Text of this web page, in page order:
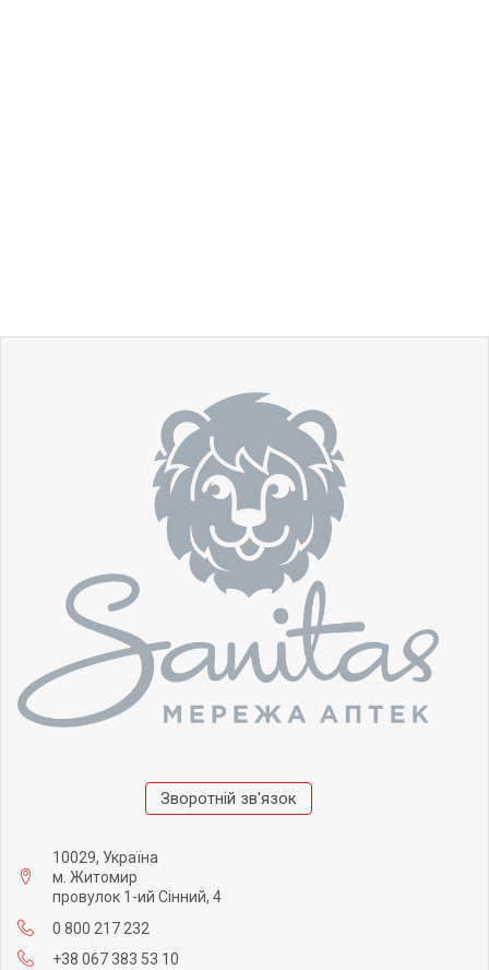
Зворотній зв'язок
10029, Україна
м. Житомир
провулок 1-ий Сінний, 4
0 800 217 232
+38 067 383 53 10